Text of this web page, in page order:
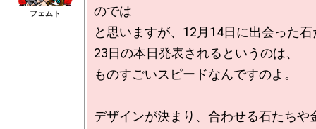
のでは
と思いますが、12月14日に出会った
23日の本日発表されるというのは、
ものすごいスピードなんですのよ。
デザインが決まり、合わせる石たちや